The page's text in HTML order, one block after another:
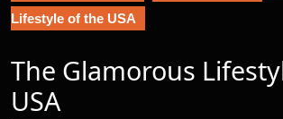
Lifestyle of the USA
The Glamorous
USA